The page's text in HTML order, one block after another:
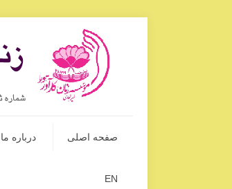
صفحه اصلی درباره ما
EN